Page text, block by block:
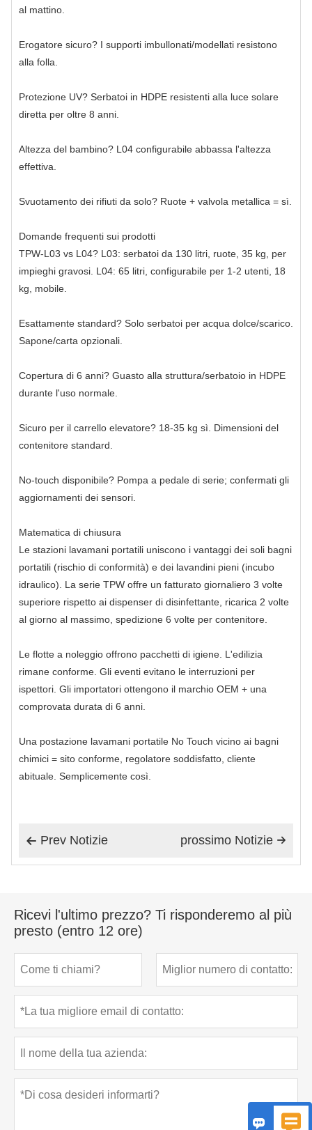
al mattino.
Erogatore sicuro? I supporti imbullonati/modellati resistono
alla folla.
Protezione UV? Serbatoi in HDPE resistenti alla luce solare
diretta per oltre 8 anni.
Altezza del bambino? L04 configurabile abbassa l'altezza
effettiva.
Svuotamento dei rifiuti da solo? Ruote + valvola metallica = sì.
Domande frequenti sui prodotti
TPW‑L03 vs L04? L03: serbatoi da 130 litri, ruote, 35 kg, per
impieghi gravosi. L04: 65 litri, configurabile per 1-2 utenti, 18
kg, mobile.
Esattamente standard? Solo serbatoi per acqua dolce/scarico.
Sapone/carta opzionali.
Copertura di 6 anni? Guasto alla struttura/serbatoio in HDPE
durante l'uso normale.
Sicuro per il carrello elevatore? 18-35 kg sì. Dimensioni del
contenitore standard.
No-touch disponibile? Pompa a pedale di serie; confermati gli
aggiornamenti dei sensori.
Matematica di chiusura
Le stazioni lavamani portatili uniscono i vantaggi dei soli bagni
portatili (rischio di conformità) e dei lavandini pieni (incubo
idraulico). La serie TPW offre un fatturato giornaliero 3 volte
superiore rispetto ai dispenser di disinfettante, ricarica 2 volte
al giorno al massimo, spedizione 6 volte per contenitore.
Le flotte a noleggio offrono pacchetti di igiene. L'edilizia
rimane conforme. Gli eventi evitano le interruzioni per
ispettori. Gli importatori ottengono il marchio OEM + una
comprovata durata di 6 anni.
Una postazione lavamani portatile No Touch vicino ai bagni
chimici = sito conforme, regolatore soddisfatto, cliente
abituale. Semplicemente così.
 Prev Notizie 
prossimo Notizie
Ricevi l'ultimo prezzo? Ti risponderemo al più
presto (entro 12 ore)
 